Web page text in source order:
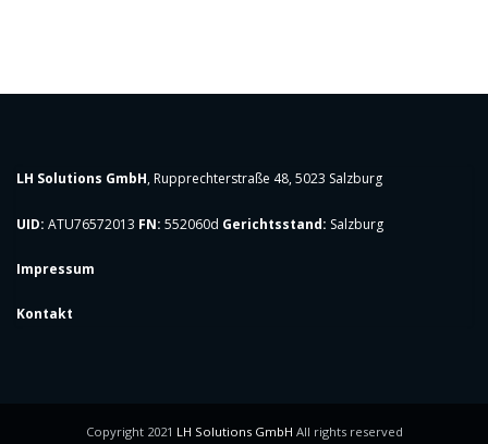
LH Solutions GmbH, Rupprechterstraße 48, 5023 Salzburg
UID: ATU76572013 FN: 552060d Gerichtsstand: Salzburg
Impressum
Kontakt
Copyright 2021 LH Solutions GmbH All rights reserved